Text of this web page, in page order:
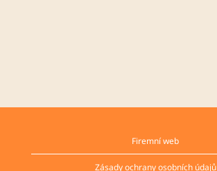
Firemní web
Zásady ochrany osobních údajů